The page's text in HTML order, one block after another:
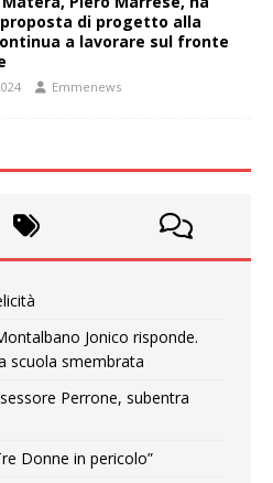
di progetto alla
a lavorare sul fronte
Emmenews
Jonico risponde.
scuola smembrata
Perrone, subentra
Donne in pericolo”